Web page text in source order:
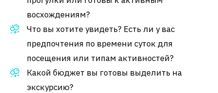
восхождениям?
Что вы хотите увидеть? Есть ли у вас
предпочтения по времени суток для
посещения или типам активностей?
Какой бюджет вы готовы выделить на
экскурсию?